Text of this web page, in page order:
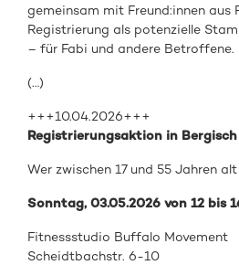
gemeinsam mit Freund:innenaus
Registrierung als potenzielle
– für Fabi und andere Betroffene.
(…)
+++10.04.2026+++
Registrierungsaktion in
Wer zwischen 17 und 55 Jahren
Sonntag, 03.05.2026 von 12 bis
Fitnessstudio Buffalo Movement
Scheidtbachstr. 6-10